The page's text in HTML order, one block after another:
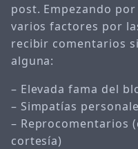
post. Empezando
varios factores por
recibir comentarios
alguna:
– Elevada fama del
– Simpatías
– Reprocomentarios
cortesía)